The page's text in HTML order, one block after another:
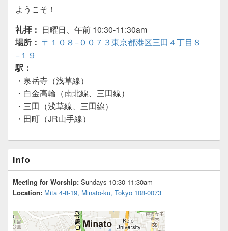
ようこそ！
礼拝： 日曜日、午前 10:30-11:30am
場所： 〒１０８−００７３東京都港区三田４丁目８
−１９
駅：
・泉岳寺（浅草線）
・白金高輪（南北線、三田線）
・三田（浅草線、三田線）
・田町（JR山手線）
Sidebar
Widget
Area
Info
Meeting for Worship: Sundays 10:30-11:30am
Location: Mita 4-8-19, Minato-ku, Tokyo 108-0073